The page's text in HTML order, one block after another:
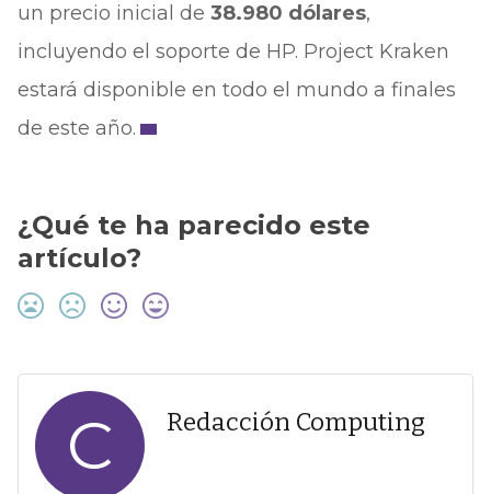
un precio inicial de 38.980 dólares,
incluyendo el soporte de HP. Project Kraken
estará disponible en todo el mundo a finales
de este año.
¿Qué te ha parecido este
artículo?
C Redacción Computing